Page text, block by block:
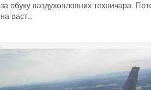
за обуку ваздухопловних техничара.
на раст…